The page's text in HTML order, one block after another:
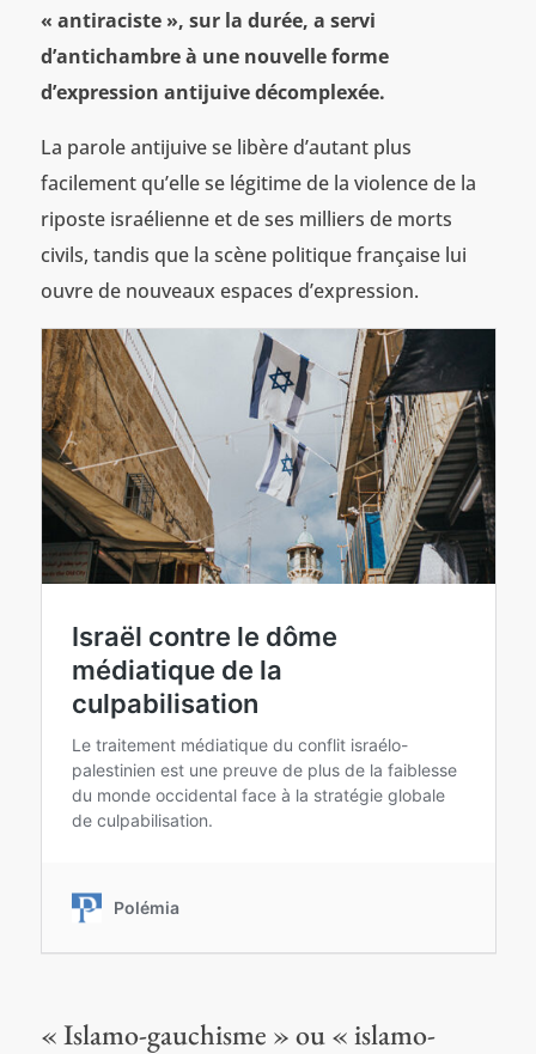
« antiraciste », sur la durée, a servi
d’antichambre à une nouvelle forme
d’expression antijuive décomplexée.
La parole antijuive se libère d’autant plus
facilement qu’elle se légitime de la violence de la
riposte israélienne et de ses milliers de morts
civils, tandis que la scène politique française lui
ouvre de nouveaux espaces d’expression.
« Islamo-gauchisme » ou « islamo-